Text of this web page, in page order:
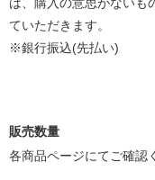
ていただきます。
※銀行振込(先払い)
販売数量
各商品ページにてご確認